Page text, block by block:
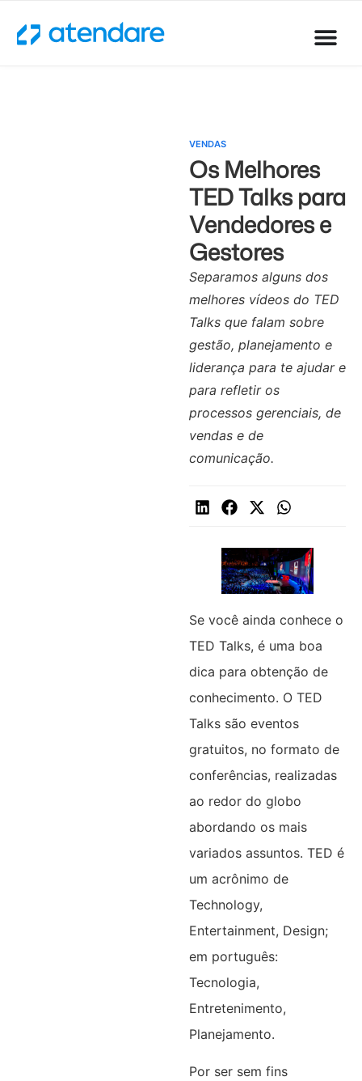
VENDAS
Os Melhores
TED Talks para
Vendedores e
Gestores
Separamos alguns dos
melhores vídeos do TED
Talks que falam sobre
gestão, planejamento e
liderança para te ajudar e
para refletir os
processos gerenciais, de
vendas e de
comunicação.
Se você ainda conhece o
TED Talks, é uma boa
dica para obtenção de
conhecimento. O TED
Talks são eventos
gratuitos, no formato de
conferências, realizadas
ao redor do globo
abordando os mais
variados assuntos. TED é
um acrônimo de
Technology,
Entertainment, Design;
em português:
Tecnologia,
Entretenimento,
Planejamento.
Por ser sem fins